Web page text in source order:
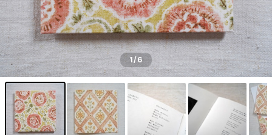
1/6